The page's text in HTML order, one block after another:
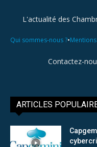
L'actualité des
Qui sommes-nous ?•
Contactez-
ARTICLES